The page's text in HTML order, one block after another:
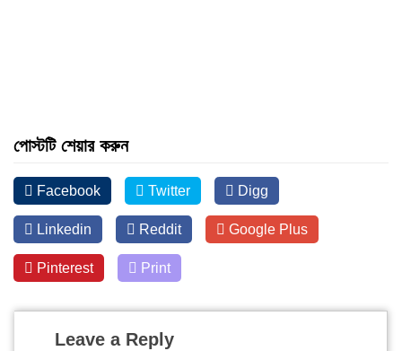
পোস্টটি শেয়ার করুন
Facebook Twitter Digg
Linkedin Reddit Google Plus
Pinterest Print
Leave a Reply